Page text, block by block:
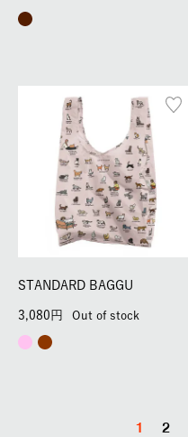
STANDARD BAGGU
3,080 Out of stock
1 2